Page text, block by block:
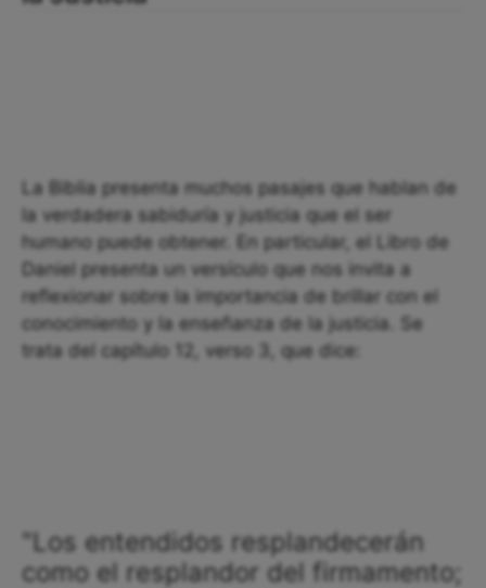
La Biblia presenta muchos pasajes que hablan de
la verdadera sabiduría y justicia que el ser
humano puede obtener. En particular, el Libro de
Daniel presenta un versículo que nos invita a
reflexionar sobre la importancia de brillar con el
conocimiento y la enseñanza de la justicia. Se
trata del capítulo 12, verso 3, que dice:
"Los entendidos resplandecerán
como el resplandor del firmamento;